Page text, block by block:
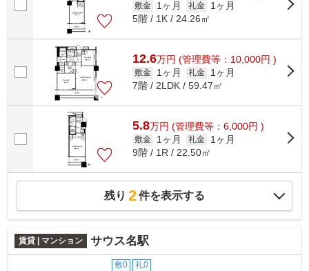
敷金 1ヶ月 礼金
1ヶ月
5階 / 1K / 24.26㎡
12.6万円 (管理費等：10,000円 )
敷金 1ヶ月 礼金
1ヶ月
7階 / 2LDK / 59.47㎡
5.8万円 (管理費等：6,000円 )
敷金 1ヶ月 礼金
1ヶ月
9階 / 1R / 22.50㎡
残り 2件を表示する
賃貸 | マンション サウス名駅
敷0 礼0